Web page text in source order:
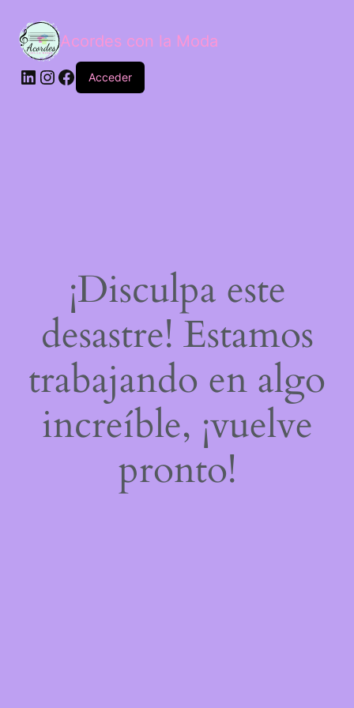
Acordes con la Moda
Acceder
¡Disculpa este
desastre! Estamos
trabajando en algo
increíble, ¡vuelve
pronto!